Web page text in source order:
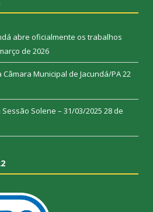
abre oficialmente os trabalhos
de 2026
Municipal de Jacundá/PA22
Solene – 31/03/2025 28 de